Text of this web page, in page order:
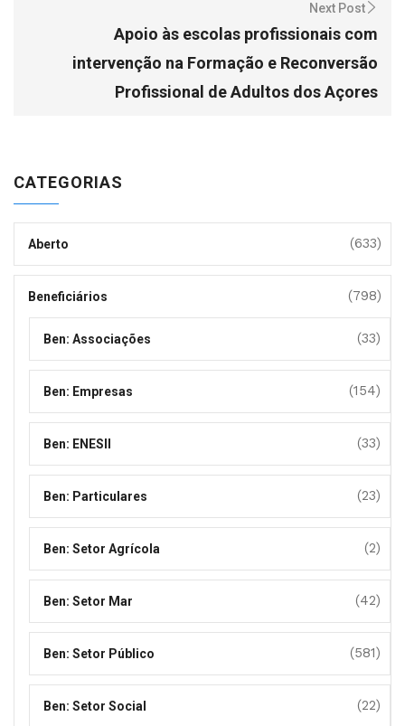
Next Post
Apoio às escolas profissionais com
intervenção na Formação e Reconversão
Profissional de Adultos dos Açores
CATEGORIAS
Aberto (633)
Beneficiários (798)
Ben: Associações (33)
Ben: Empresas (154)
Ben: ENESII (33)
Ben: Particulares (23)
Ben: Setor Agrícola (2)
Ben: Setor Mar (42)
Ben: Setor Público (581)
Ben: Setor Social (22)